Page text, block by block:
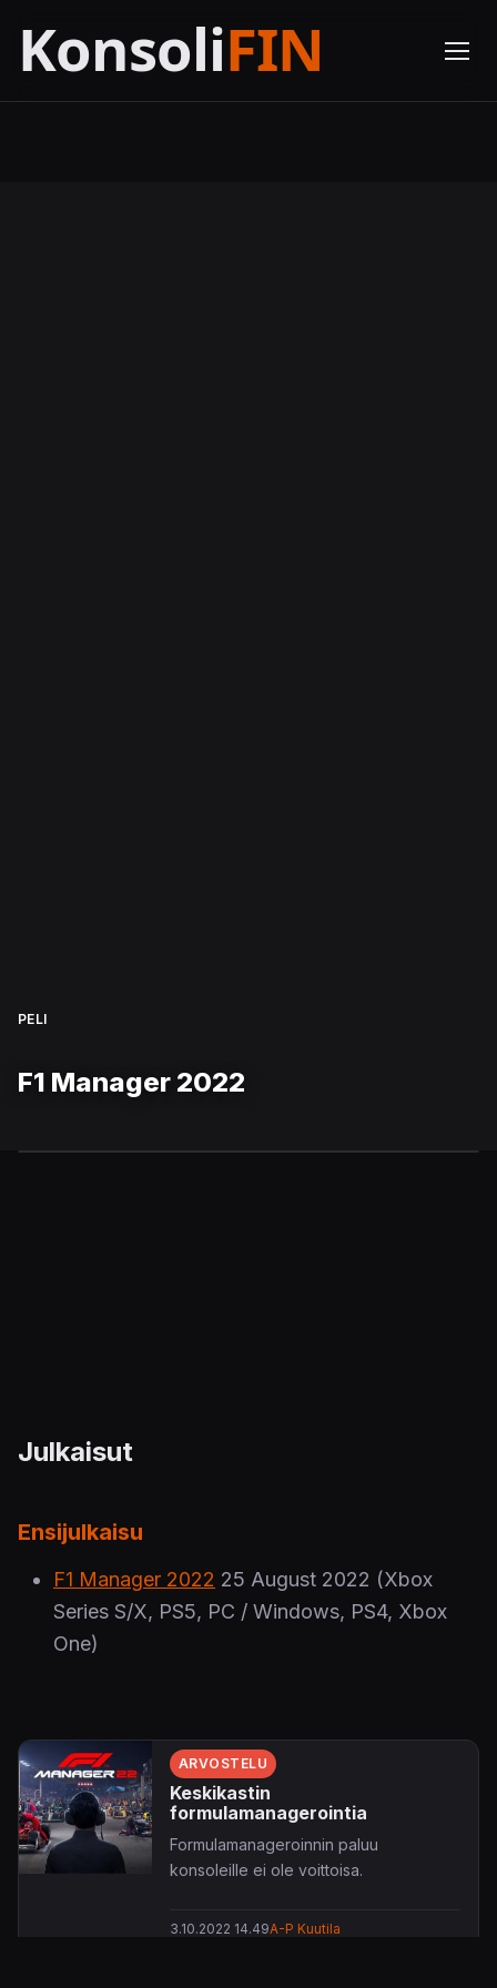
PELI
F1 Manager 2022
Julkaisut
Ensijulkaisu
F1 Manager 2022 25 August 2022 (Xbox
Series S/X, PS5, PC / Windows, PS4, Xbox
One)
ARVOSTELU
Keskikastin
formulamanagerointia
Formulamanageroinnin paluu
konsoleille ei ole voittoisa.
3.10.2022 14.49A-P Kuutila